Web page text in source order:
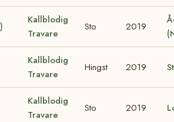
Kallblodig
Travare
Sto 2019
Kallblodig
Travare
Hingst 2019
Kallblodig
Travare
Sto 2019